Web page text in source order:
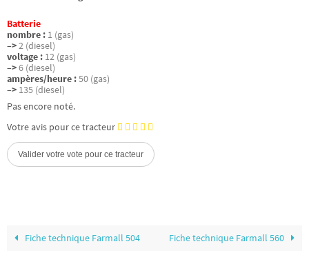
Batterie
nombre : 1 (gas)
–>2 (diesel)
voltage : 12 (gas)
–>6 (diesel)
ampères/heure :50 (gas)
–> 135 (diesel)
Pas encore noté.
Votre avis pour ce tracteur
Fiche technique Farmall 504 Fiche technique Farmall 560